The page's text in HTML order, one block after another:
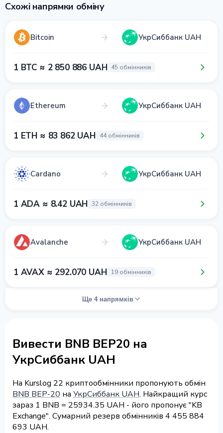
Схожі напрямки обміну
Bitcoin УкрСиббанк UAH
1 BTC ≈ 2 850 886 UAH 45 обмінників
Ethereum УкрСиббанк UAH
1 ETH ≈ 83 862 UAH 44 обмінників
Cardano УкрСиббанк UAH
1 ADA ≈ 8.42 UAH 32 обмінників
Avalanche УкрСиббанк UAH
1 AVAX ≈ 292.070 UAH 19 обмінників
Ще 4 напрямків
Вивести BNB BEP20 на
УкрСиббанк UAH
На Kurslog 22 криптообмінники пропонують обмін
BNB BEP-20 на УкрСиббанк UAH. Найкращий курс
зараз 1 BNB = 25934.35 UAH - його пропонує "KB
Exchange". Сумарний резерв обмінників 4 455 884
693 UAH.